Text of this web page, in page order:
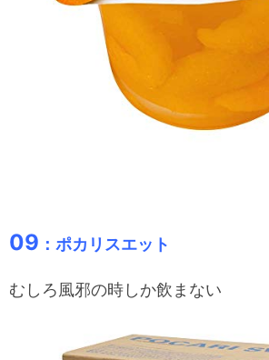
09 ：ポカリスエット
むしろ風邪の時しか飲まない